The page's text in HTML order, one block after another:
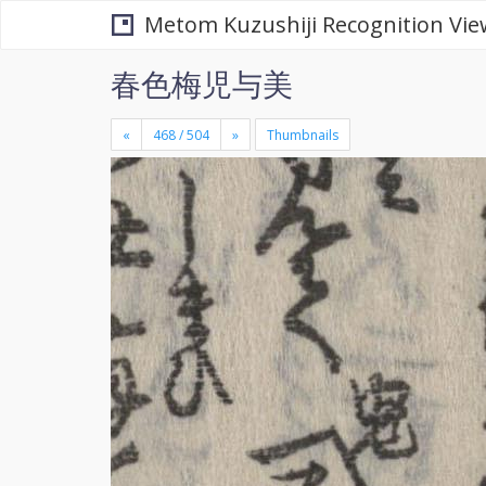
Metom Kuzushiji Recognition
春色梅児与美
« » Thumbnails
+
-